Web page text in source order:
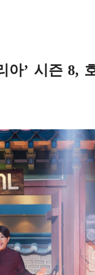
’ 시즌 8,